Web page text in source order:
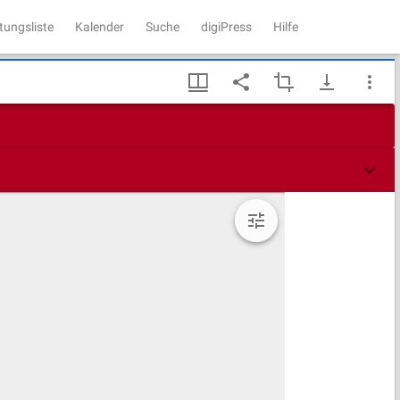
Kalender Suche digiPress Hilfe